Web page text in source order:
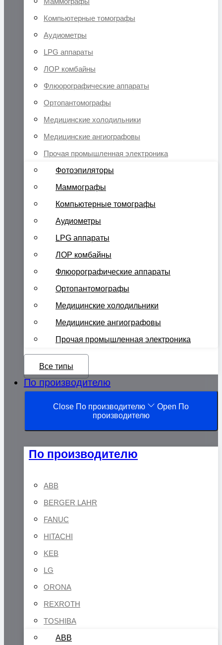
Компьютерные томографы
Аудиометры
LPG аппараты
ЛОР комбайны
Флюорографические аппараты
Ортопантомографы
Медицинские холодильники
Медицинские ангиографовы
Прочая промышленная электроника
Фотоэпиляторы
Маммографы
Компьютерные томографы
Аудиометры
LPG аппараты
ЛОР комбайны
Флюорографические аппараты
Ортопантомографы
Медицинские холодильники
Медицинские ангиографовы
Прочая промышленная электроника
Все типы
По производителю
Close По производителю
Open По
производителю
По производителю
ABB
BERGER LAHR
FANUC
HITACHI
KEB
LG
ORONA
REXROTH
TOSHIBA
ABB